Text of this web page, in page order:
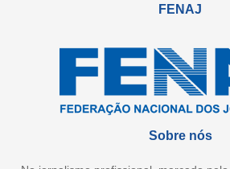
FENAJ
Sobre nós